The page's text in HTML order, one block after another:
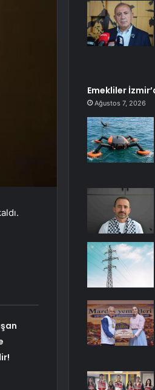
Emekliler
Ağustos 7, 2026